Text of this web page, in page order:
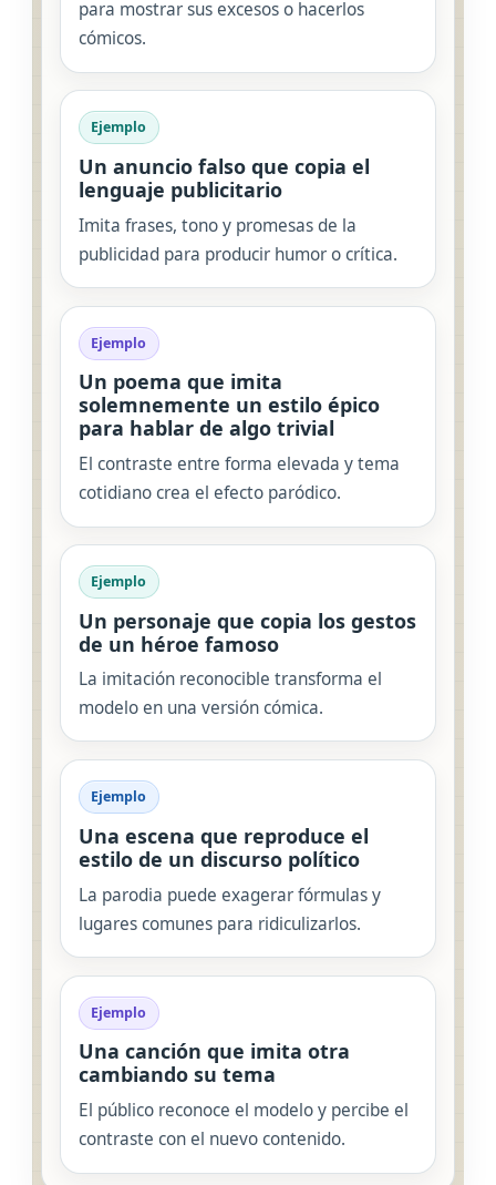
para mostrar sus excesos o hacerlos
cómicos.
Ejemplo
Un anuncio falso que copia el
lenguaje publicitario
Imita frases, tono y promesas de la
publicidad para producir humor o crítica.
Ejemplo
Un poema que imita
solemnemente un estilo épico
para hablar de algo trivial
El contraste entre forma elevada y tema
cotidiano crea el efecto paródico.
Ejemplo
Un personaje que copia los gestos
de un héroe famoso
La imitación reconocible transforma el
modelo en una versión cómica.
Ejemplo
Una escena que reproduce el
estilo de un discurso político
La parodia puede exagerar fórmulas y
lugares comunes para ridiculizarlos.
Ejemplo
Una canción que imita otra
cambiando su tema
El público reconoce el modelo y percibe el
contraste con el nuevo contenido.